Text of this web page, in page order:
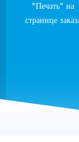
"Печать" на
странице